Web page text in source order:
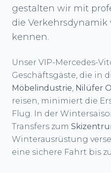
gestalten wir mit
die Verkehrsdynamik
kennen.
Unser VIP-Mercedes-
Geschäftsgäste, die in
Möbelindustrie Nilüfer
reisen, minimiert die
Flug. In der
Transfers zum
Winterausrüstung
eine sichere Fahrt bis